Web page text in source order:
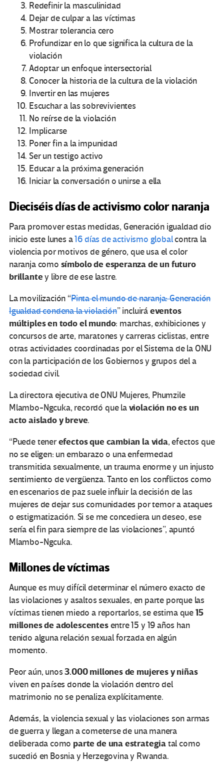
Redefinir la masculinidad
Dejar de culpar a las víctimas
Mostrar tolerancia cero
Profundizar en lo que significa la cultura de la
violación
Adoptar un enfoque intersectorial
Conocer la historia de la cultura de la violación
Invertir en las mujeres
Escuchar a las sobrevivientes
No reírse de la violación
Implicarse
Poner fin a la impunidad
Ser un testigo activo
Educar a la próxima generación
Iniciar la conversación o unirse a ella
Dieciséis días de activismo color naranja
Para promover estas medidas, Generación igualdad dio
inicio este lunes a16 días de activismo globalcontra la
violencia por motivos de género, que usa el color
naranja como símbolo de esperanza de un futuro
brillantey libre de ese lastre.
La movilización “Pinta el mundo de naranja: Generación
Igualdad condena la violación” incluiráeventos
múltiples en todo el mundo: marchas, exhibiciones y
concursos de arte, maratones y carreras ciclistas, entre
otras actividades coordinadas por el Sistema de la ONU
con la participación de los Gobiernos y grupos del a
sociedad civil.
La directora ejecutiva de ONU Mujeres, Phumzile
Mlambo-Ngcuka, recordó que laviolación no es un
acto aislado y breve.
“Puede tenerefectos que cambian la vida, efectos que
no se eligen: un embarazo o una enfermedad
transmitida sexualmente, un trauma enorme y un injusto
sentimiento de vergüenza. Tanto en los conflictos como
en escenarios de paz suele influir la decisión de las
mujeres de dejar sus comunidades por temor a ataques
o estigmatización. Si se me concediera un deseo, ese
sería el fin para siempre de las violaciones”, apuntó
Mlambo-Ngcuka.
Millones de víctimas
Aunque es muy difícil determinar el número exacto de
las violaciones y asaltos sexuales, en parte porque las
víctimas tienen miedo a reportarlos, se estima que15
millones de adolescentesentre 15 y 19 años han
tenido alguna relación sexual forzada en algún
momento.
Peor aún, unos3.000 millones de mujeres y niñas
viven en países donde la violación dentro del
matrimonio no se penaliza explícitamente.
Además, la violencia sexual y las violaciones son armas
de guerra y llegan a cometerse de una manera
deliberada como parte de una estrategiatal como
sucedió en Bosnia y Herzegovina y Rwanda.